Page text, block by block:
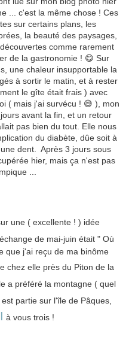
... c'est la même chose ! Ces
sur certains plans, les
la beauté des paysages,
comme rarement
de la gastronomie ! 😋 Sur
une chaleur insupportable la
à sortir le matin, et à rester
le gîte était frais ) avec
( mais j'ai survécu ! 😅 ), mon
avant la fin, et un retour
pas bien du tout. Elle nous
du diabète, dûe soit à
dent. Après 3 jours sous
hier, mais ça n'est pas
...
une ( excellente ! ) idée
de mai-juin était " Où
que j'ai reçu de ma binôme
chez elle près du Piton de la
a préféré la montagne ( quel
partie sur l'île de Pâques,
à vous trois !